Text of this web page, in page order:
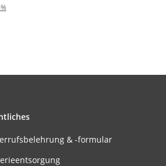
& -formular